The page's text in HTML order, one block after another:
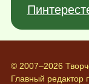
© 2007–2026
Главный редактор